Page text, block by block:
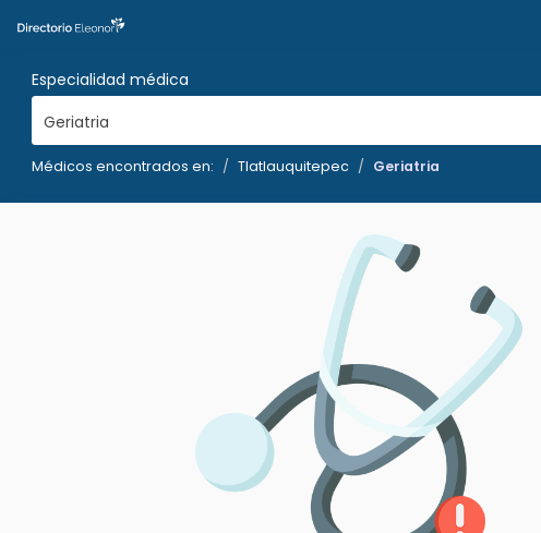
Especialidad médica
Geriatria
Médicos encontrados en: Tlatlauquitepec Geriatria